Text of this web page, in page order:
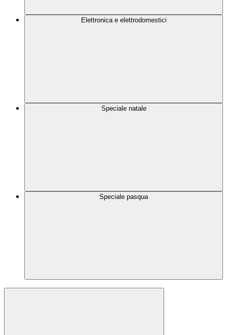
Elettronica e elettrodomestici
Speciale natale
Speciale pasqua